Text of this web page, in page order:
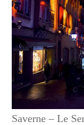
Saverne – Le